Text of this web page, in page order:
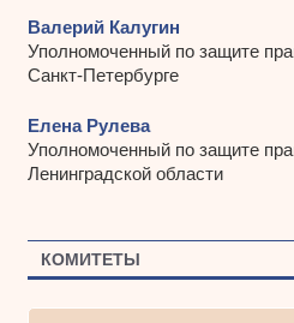
Валерий Калугин
Уполномоченный по защите
Санкт-Петербурге
Елена Рулева
Уполномоченный по защите
Ленинградской области
КОМИТЕТЫ